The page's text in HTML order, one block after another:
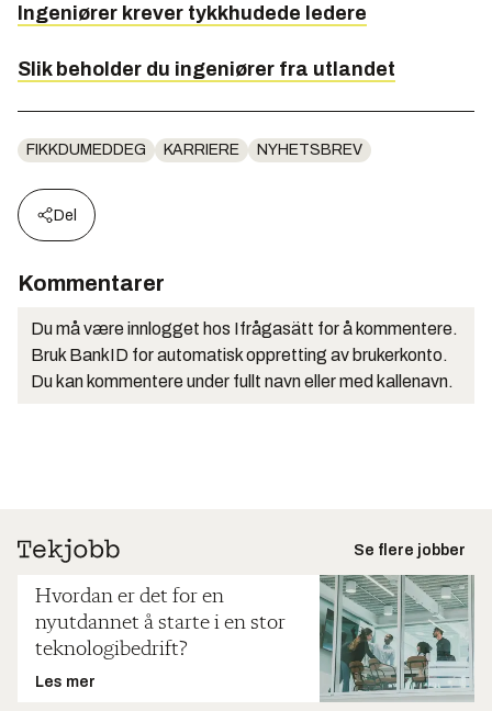
Ingeniører krever tykkhudede ledere
Slik beholder du ingeniører fra utlandet
FIKKDUMEDDEG KARRIERE NYHETSBREV
Del
Kommentarer
Du må være innlogget hos Ifrågasätt for å kommentere.
Bruk BankID for automatisk oppretting av brukerkonto.
Du kan kommentere under fullt navn eller med kallenavn.
Se flere jobber
Hvordan er det for en
nyutdannet å starte i en stor
teknologibedrift?
Les mer